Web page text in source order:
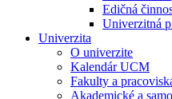
Edičná
Univerzitná
Univerzita
O univerzite
Kalendár UCM
Fakulty a
Akademické a